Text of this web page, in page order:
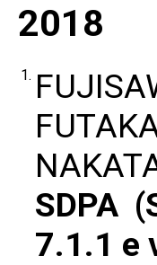
2018
1.
SDPA
7.1.1 e